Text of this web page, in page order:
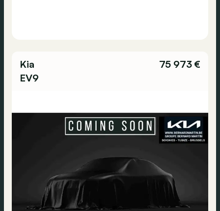
Kia
EV9
75 973 €